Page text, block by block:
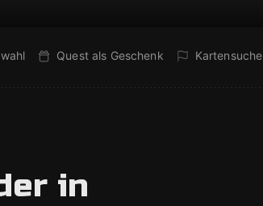
Quest als Geschenk Kartensuche
in